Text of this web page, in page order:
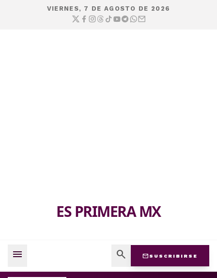
VIERNES, 7 DE AGOSTO DE 2026
ES PRIMERA MX
menu search mail SUSCRIBIRSE